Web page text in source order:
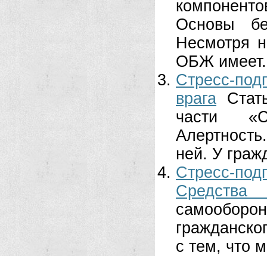
Основы
Несмотря
ОБЖ
Стресс-
врага
части
ней. У
Стресс-
Средства
с тем, что